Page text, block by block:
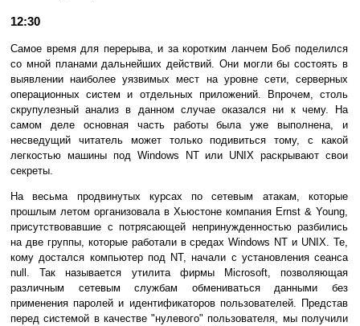
12:30
Самое время для перерыва, и за коротким ланчем Боб поделился
со мной планами дальнейших действий. Они могли бы состоять в
выявлении наиболее уязвимых мест на уровне сети, серверных
операционных систем и отдельных приложений. Впрочем, столь
скрупулезный анализ в данном случае оказался ни к чему. На
самом деле основная часть работы была уже выполнена, и
несведущий читатель может только подивиться тому, с какой
легкостью машины под Windows NT или UNIX раскрывают свои
секреты.
На весьма продвинутых курсах по сетевым атакам, которые
прошлым летом организовала в Хьюстоне компания Ernst & Young,
присутствовавшие с потрясающей непринужденностью разбились
на две группы, которые работали в средах Windows NT и UNIX. Те,
кому достался компьютер под NT, начали с установления сеанса
null. Так называется утилита фирмы Microsoft, позволяющая
различным сетевым службам обмениваться данными без
применения паролей и идентификаторов пользователей. Представ
перед системой в качестве "нулевого" пользователя, мы получили